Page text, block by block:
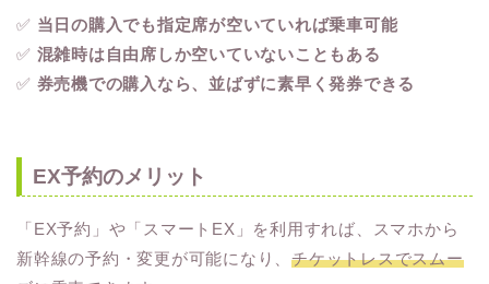
✅ 当日の購入でも指定席が空いていれば乗車可能
✅ 混雑時は自由席しか空いていないこともある
✅ 券売機での購入なら、並ばずに素早く発券できる
EX予約のメリット
「EX予約」や「スマートEX」を利用すれば、スマホから
新幹線の予約・変更が可能になり、チケットレスでスムー